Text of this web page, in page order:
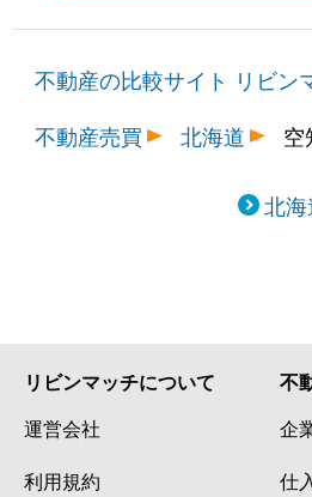
不動産の比較サイト リビン
不動産売買
北海道 空
北
リビンマッチについて
運営会社
利用規約
不
企
仕